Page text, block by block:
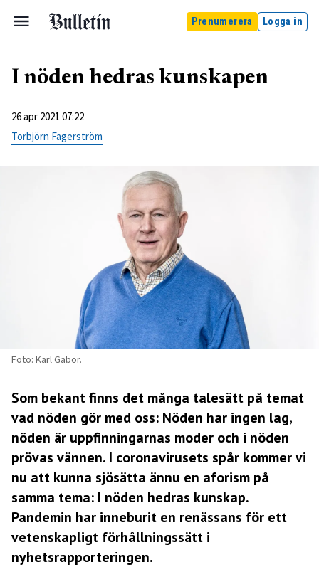
Prenumerera Logga in
I nöden hedras kunskapen
26 apr 2021 07:22
Torbjörn Fagerström
Foto: Karl Gabor.
Som bekant finns det många talesätt på temat
vad nöden gör med oss: Nöden har ingen lag,
nöden är uppfinningarnas moder och i nöden
prövas vännen. I coronavirusets spår kommer vi
nu att kunna sjösätta ännu en aforism på
samma tema: I nöden hedras kunskap.
Pandemin har inneburit en renässans för ett
vetenskapligt förhållningssätt i
nyhetsrapporteringen.